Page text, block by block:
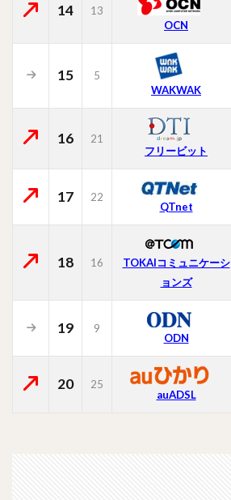
14
13
OCN
15
5
WAKWAK
16
21
フリービット
17 22
QTnet
18 16
TOKAIコミュニケーシ
ョンズ
19 9
ODN
20
25
auADSL